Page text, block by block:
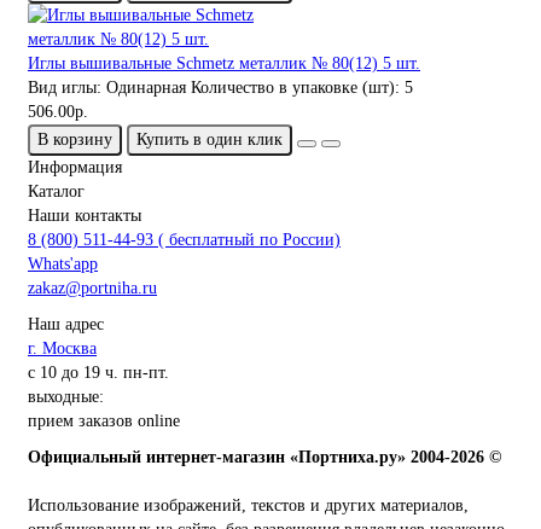
Иглы вышивальные Schmetz металлик № 80(12) 5 шт.
Вид иглы: Одинарная Количество в упаковке (шт): 5
506.00р.
В корзину
Купить в один клик
Информация
Каталог
Наши контакты
8 (800) 511-44-93 ( бесплатный по России)
Whats'app
zakaz@portniha.ru
Наш адрес
г. Москва
с 10 до 19 ч. пн-пт.
выходные:
прием заказов online
Официальный интернет-магазин «Портниха.ру» 2004-2026 ©
Использование изображений, текстов и других материалов,